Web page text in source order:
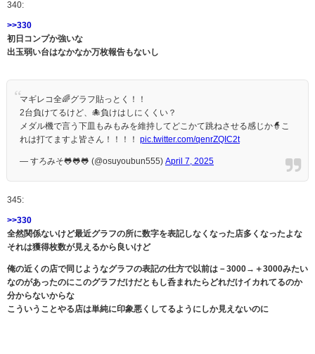
340:
>>330
初日コンプか強いな
出玉弱い台はなかなか万枚報告もないし
マギレコ全🌈グラフ貼っとく！！
2台負けてるけど、🐙負けはしにくくい？
メダル機で言う下皿もみもみを維持してどこかて跳ねさせる感じか🧙こ
れは打てますよ皆さん！！！！ pic.twitter.com/qenrZQIC2t
— すろみそ🐸🐸🐸 (@osuyoubun555) April 7, 2025
345:
>>330
全然関係ないけど最近グラフの所に数字を表記しなくなった店多くなったよな
それは獲得枚数が見えるから良いけど
俺の近くの店で同じようなグラフの表記の仕方で以前は－3000→＋3000みたい
なのがあったのにこのグラフだけだともし呑まれたらどれだけイカれてるのか
分からないからな
こういうことやる店は単純に印象悪くしてるようにしか見えないのに